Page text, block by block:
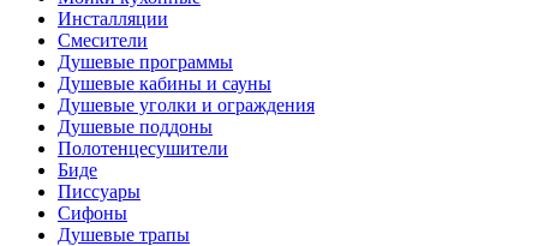
Инсталляции
Смесители
Душевые программы
Душевые кабины и сауны
Душевые уголки и ограждения
Душевые поддоны
Полотенцесушители
Биде
Писсуары
Сифоны
Душевые трапы